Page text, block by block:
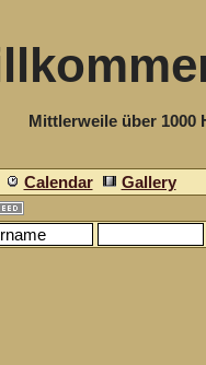
Mittlerweile über 1000
Calendar
Gallery